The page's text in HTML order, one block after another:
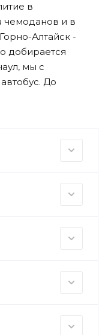
в
чемоданов и в
Алтайск -
добирается
мы с
До